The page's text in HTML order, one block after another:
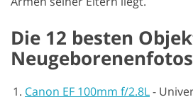
Die 12 besten
Neugeborenenfotos
Canon EF 100mm f/2.8L-